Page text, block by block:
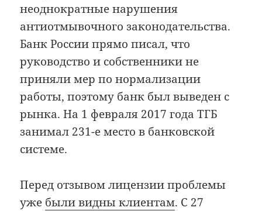
неоднократные нарушения
антиотмывочного законодательства.
Банк России прямо писал, что
руководство и собственники не
приняли мер по нормализации
работы, поэтому банк был выведен с
рынка. На 1 февраля 2017 года ТГБ
занимал 231-е место в банковской
системе.
Перед отзывом лицензии проблемы
уже были видны клиентам. С 27